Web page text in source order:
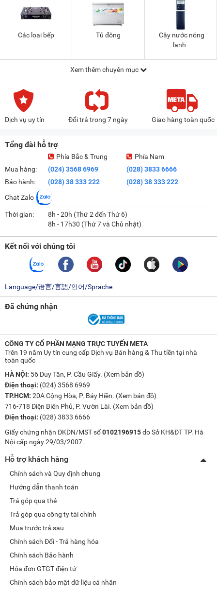
Các loại bếp Tủ đông
Cây nước nóng
lạnh
Xem thêm chuyên mục
Dịch vụ uy tín Đổi trả trong 7 ngày Giao hàng toàn quốc
Tổng đài hỗ trợ
Mua hàng:
Bảo hành:
Phía Bắc & Trung
(024) 3568 6969
(028) 38 333 222
Phía Nam
(028) 3833 6666
(028) 38 333 222
Chat Zalo
Thời gian:
8h - 20h (Thứ 2 đến Thứ 6)
8h - 17h30 (Thứ 7 và Chủ nhật)
Kết nối với chúng tôi
Language/语言/言語/언어/Sprache
Đã chứng nhận
CÔNG TY CỔ PHẦN MẠNG TRỰC TUYẾN META
Trên 19 năm Uy tín cung cấp Dịch vụ Bán hàng & Thu tiền tại nhà
toàn quốc
HÀ NỘI: 56 Duy Tân, P. Cầu Giấy. (Xem bản đồ)
Điện thoại: (024) 3568 6969
TP.HCM: 20A Cộng Hòa, P. Bảy Hiền. (Xem bản đồ)
716-718 Điện Biên Phủ, P. Vườn Lài. (Xem bản đồ)
Điện thoại: (028) 3833 6666
Giấy chứng nhận ĐKDN/MST số0102196915do Sở KH&ĐT TP. Hà
Nội cấp ngày 29/03/2007.
Hỗ trợ khách hàng
Chính sách và Quy định chung
Hướng dẫn thanh toán
Trả góp qua thẻ
Trả góp qua công ty tài chính
Mua trước trả sau
Chính sách Đổi - Trả hàng hóa
Chính sách Bảo hành
Hóa đơn GTGT điện tử
Chính sách bảo mật dữ liệu cá nhân